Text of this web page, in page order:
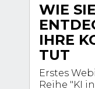
WIE
IHRE
TUT
Erstes
Reihe "KI